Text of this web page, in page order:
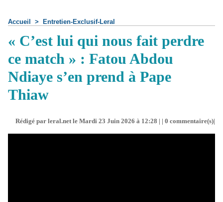
Accueil > Entretien-Exclusif-Leral
« C’est lui qui nous fait perdre
ce match » : Fatou Abdou
Ndiaye s’en prend à Pape
Thiaw
Rédigé par leral.net le Mardi 23 Juin 2026 à 12:28 | | 0 commentaire(s)|